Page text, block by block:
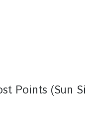
Points (Sun Si